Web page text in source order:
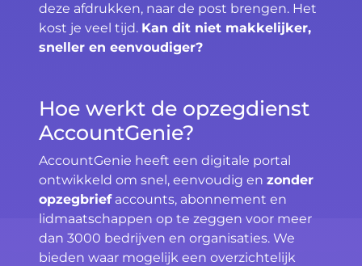
deze afdrukken, naar de post brengen. Het
kost je veel tijd. Kan dit niet makkelijker,
sneller en eenvoudiger?
Hoe werkt de opzegdienst
AccountGenie?
AccountGenie heeft een digitale portal
ontwikkeld om snel, eenvoudig en zonder
opzegbriefaccounts, abonnement en
lidmaatschappen op te zeggen voor meer
dan 3000 bedrijven en organisaties. We
bieden waar mogelijk een overzichtelijk